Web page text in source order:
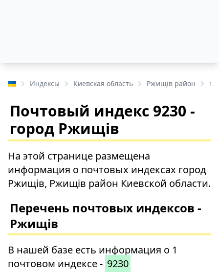
🇺🇦 Индексы Киевская область Ржищів район
Почтовый индекс 9230 -
город Ржищів
На этой странице размещена
информация о почтовых индексах город
Ржищів, Ржищів район Киевской области.
Перечень почтовых индексов -
Ржищів
В нашей базе есть информация о 1
почтовом индексе - 9230